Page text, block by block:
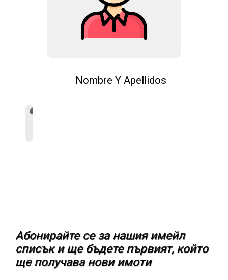
Nombre Y Apellidos
Абонирайте се за нашия имейл
списък и ще бъдете първият, който
ще получава нови имоти